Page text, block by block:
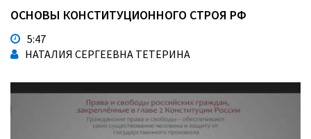
ОСНОВЫ КОНСТИТУЦИОННОГО СТРОЯ РФ
5:47
НАТАЛИЯ СЕРГЕЕВНА ТЕТЕРИНА